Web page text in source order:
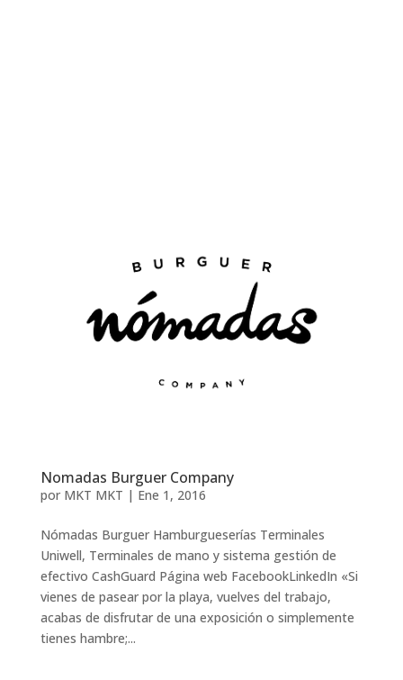
Nomadas Burguer Company
por MKT MKT | Ene 1, 2016
Nómadas Burguer Hamburgueserías Terminales
Uniwell, Terminales de mano y sistema gestión de
efectivo CashGuard Página web FacebookLinkedIn «Si
vienes de pasear por la playa, vuelves del trabajo,
acabas de disfrutar de una exposición o simplemente
tienes hambre;...